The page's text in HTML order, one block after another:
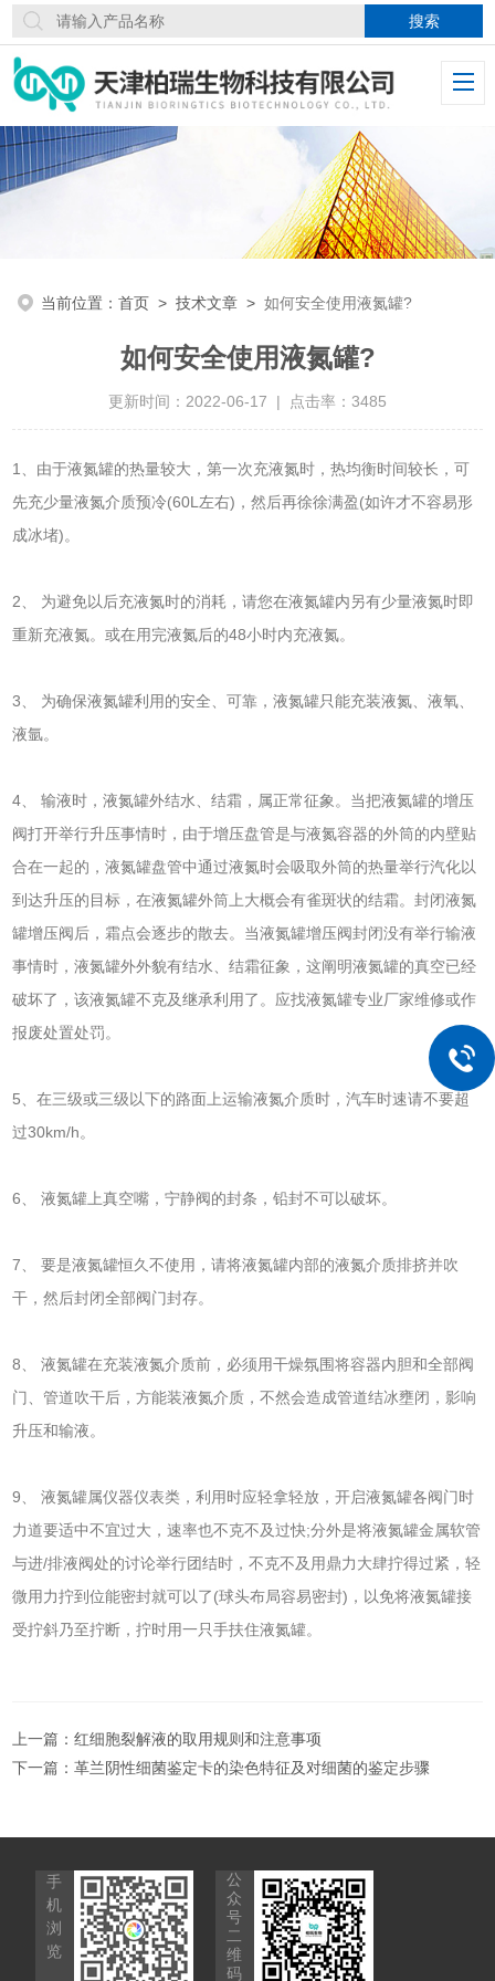
当前位置：首页 >技术文章 >如何安全使用液氮罐?
如何安全使用液氮罐?
更新时间：2022-06-17 | 点击率：3485
1、由于液氮罐的热量较大，第一次充液氮时，热均衡时间较长，可
先充少量液氮介质预冷(60L左右)，然后再徐徐满盈(如许才不容易形
成冰堵)。
2、 为避免以后充液氮时的消耗，请您在液氮罐内另有少量液氮时即
重新充液氮。或在用完液氮后的48小时内充液氮。
3、 为确保液氮罐利用的安全、可靠，液氮罐只能充装液氮、液氧、
液氩。
4、 输液时，液氮罐外结水、结霜，属正常征象。当把液氮罐的增压
阀打开举行升压事情时，由于增压盘管是与液氮容器的外筒的内壁贴
合在一起的，液氮罐盘管中通过液氮时会吸取外筒的热量举行汽化以
到达升压的目标，在液氮罐外筒上大概会有雀斑状的结霜。封闭液氮
罐增压阀后，霜点会逐步的散去。当液氮罐增压阀封闭没有举行输液
事情时，液氮罐外外貌有结水、结霜征象，这阐明液氮罐的真空已经
破坏了，该液氮罐不克及继承利用了。应找液氮罐专业厂家维修或作
报废处置处罚。
5、在三级或三级以下的路面上运输液氮介质时，汽车时速请不要超
过30km/h。
6、 液氮罐上真空嘴，宁静阀的封条，铅封不可以破坏。
7、 要是液氮罐恒久不使用，请将液氮罐内部的液氮介质排挤并吹
干，然后封闭全部阀门封存。
8、 液氮罐在充装液氮介质前，必须用干燥氛围将容器内胆和全部阀
门、管道吹干后，方能装液氮介质，不然会造成管道结冰壅闭，影响
升压和输液。
9、 液氮罐属仪器仪表类，利用时应轻拿轻放，开启液氮罐各阀门时
力道要适中不宜过大，速率也不克不及过快;分外是将液氮罐金属软管
与进/排液阀处的讨论举行团结时，不克不及用鼎力大肆拧得过紧，轻
微用力拧到位能密封就可以了(球头布局容易密封)，以免将液氮罐接
受拧斜乃至拧断，拧时用一只手扶住液氮罐。
上一篇：红细胞裂解液的取用规则和注意事项
下一篇：革兰阴性细菌鉴定卡的染色特征及对细菌的鉴定步骤
手
机
浏
览
公
众
号
二
维
码